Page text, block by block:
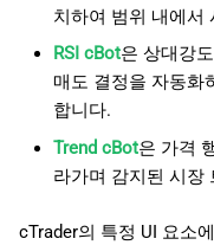
치하여 범위 내에서
RSI cBot은 상대강
매도 결정을 자동화
합니다.
Trend cBot은 가격
라가며 감지된 시장
cTrader의 특정 UI 요소